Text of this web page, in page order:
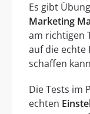
Es gibt
Marketing
am richtigen
auf die
schaffen
Die Tests im
echten